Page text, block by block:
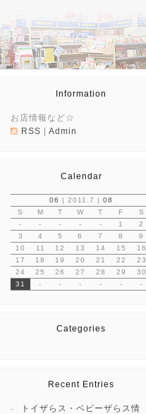
Information
お店情報など☆
RSS
Admin
Calendar
06 | 2011.7 | 08
S
M T W T F
S
-
- - - - 1
2
3
4 5 6 7 8
9
10
11 12 13 14 15
16
17
18 19 20 21 22
23
24
25 26 27 28 29
30
31
- - - - - -
Categories
Recent Entries
トイザらス・ベビーザらス情